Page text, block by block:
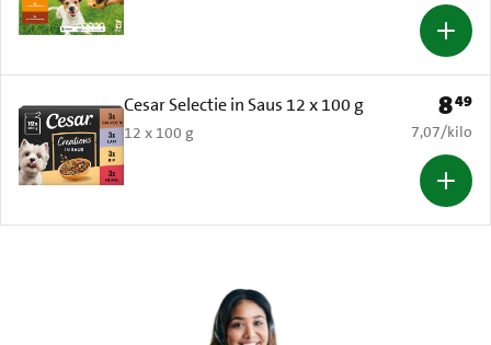
Cesar Selectie in Saus 12 x 100 g
12 x 100 g
Prijs:
849
€ 7,07 per
7,07/kilo